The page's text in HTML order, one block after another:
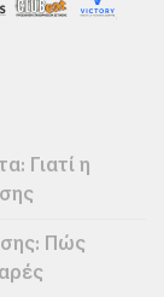
Γιατί η
Πώς